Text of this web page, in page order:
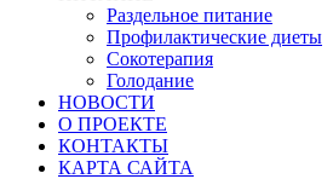
Раздельное питание
Профилактические диеты
Сокотерапия
Голодание
НОВОСТИ
О ПРОЕКТЕ
КОНТАКТЫ
КАРТА САЙТА